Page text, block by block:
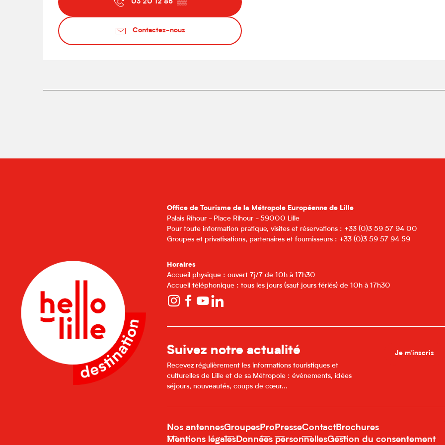
03 20 12 85 ▒▒
Contactez-nous
Office de Tourisme de la Métropole Européenne de Lille
Palais Rihour - Place Rihour - 59000 Lille
Pour toute information pratique, visites et réservations : +33 (0)3 59 57 94 00
Groupes et privatisations, partenaires et fournisseurs : +33 (0)3 59 57 94 59
Horaires
Accueil physique : ouvert 7j/7 de 10h à 17h30
Accueil téléphonique : tous les jours (sauf jours fériés) de 10h à 17h30
Suivez notre actualité
Recevez régulièrement les informations touristiques et
culturelles de Lille et de sa Métropole : événements, idées
séjours, nouveautés, coups de cœur...
Je m'inscris
Nos antennesGroupes Pro PresseContactBrochures
Mentions légales Données personnellesGestion du consentement